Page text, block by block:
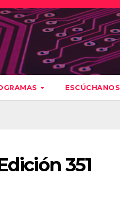
ESCÚCHANOS
351